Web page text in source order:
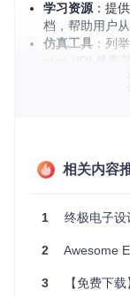
学习资源 ：提
档，帮助用户
仿真工具 ：列
rilog HDL仿真
：推
件，如KiCad
项目分享平台
项目及技术
Awesome
学习与教育 ：
相关内容
1 终极电子设
2 Awesome
3 【免费下载】 探索电